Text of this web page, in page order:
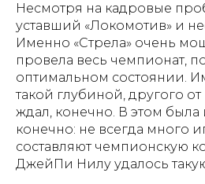
Несмотря на кадровые
уставший «Локомотив» и
Именно «Стрела» очень
провела весь чемпионат,
оптимальном состоянии.
такой глубиной, другого
ждал, конечно. В этом была
конечно: не всегда много
составляют чемпионскую
ДжейПи Нилу удалось